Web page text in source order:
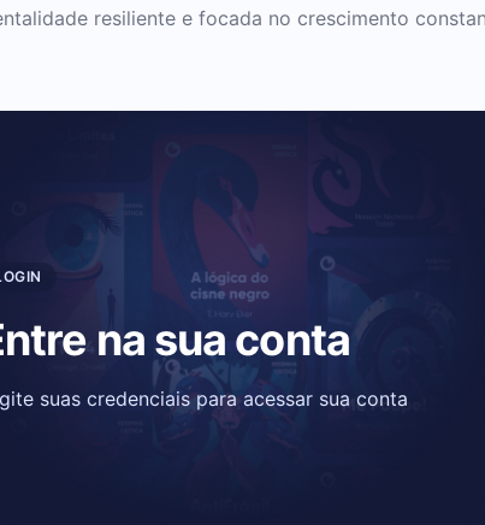
resiliente e focada no crescimento
na sua conta
suas credenciais para acessar sua conta